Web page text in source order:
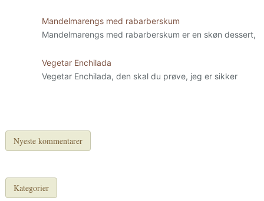
Mandelmarengs med rabarberskum
Mandelmarengs med rabarberskum er en skøn dessert,
Vegetar Enchilada
Vegetar Enchilada, den skal du prøve, jeg er sikker
Nyeste kommentarer
Kategorier